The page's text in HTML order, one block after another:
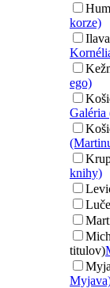
korze)
ego)
Galéria
knihy)
titulov)